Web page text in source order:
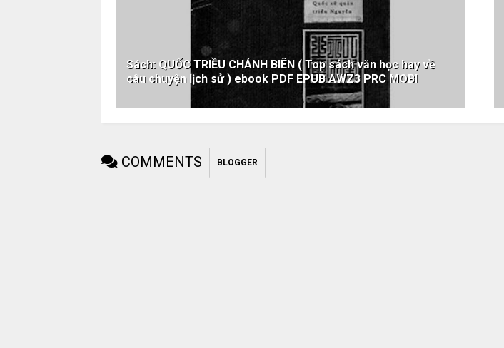
Sách: QUỐC TRIỀU CHÁNH BIÊN ( Top sách văn học hay về
câu chuyện lịch sử ) ebook PDF EPUB AWZ3 PRC MOBI
COMMENTS BLOGGER